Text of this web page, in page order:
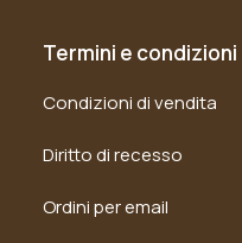
Termini e condizioni
Condizioni di vendita
Diritto di recesso
Ordini per email